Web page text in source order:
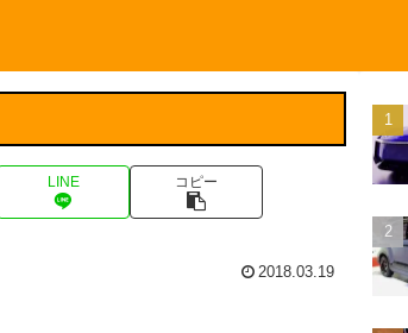
LINE コピー
2018.03.19